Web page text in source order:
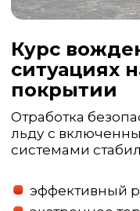
Курс
ситуациях
покрытии
Отработка
льду с
системами
эффективный